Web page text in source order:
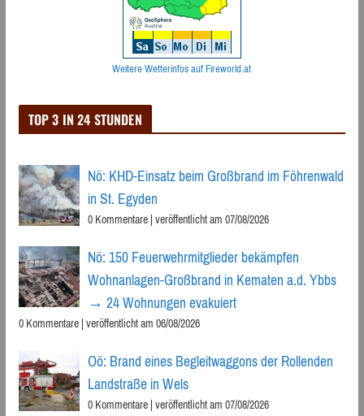
Weitere Wetterinfos auf Fireworld.at
TOP 3 IN 24 STUNDEN
Nö: KHD-Einsatz beim Großbrand im Föhrenwald
in St. Egyden
0 Kommentare|veröffentlicht am 07/08/2026
Nö: 150 Feuerwehrmitglieder bekämpfen
Wohnanlagen-Großbrand in Kematen a.d. Ybbs
→ 24 Wohnungen evakuiert
0 Kommentare|veröffentlicht am 06/08/2026
Oö: Brand eines Begleitwaggons der Rollenden
Landstraße in Wels
0 Kommentare|veröffentlicht am 07/08/2026